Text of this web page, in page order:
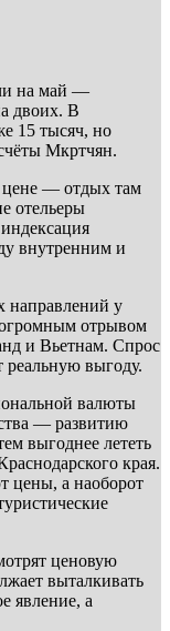
на май —
двоих. В
15 тысяч, но
Мкртчян.
цене — отдых там
отельеры
внутренним и
направлений у
отрывом
и Вьетнам. Спрос
реальную выгоду.
валюты
— развитию
выгоднее лететь
края.
цены, а наоборот
ценовую
выталкивать
явление, а